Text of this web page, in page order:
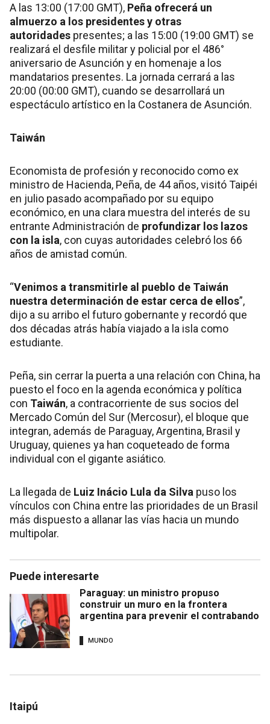
A las 13:00 (17:00 GMT), Peña ofrecerá un
almuerzo a los presidentes y otras
autoridades presentes; a las 15:00 (19:00 GMT) se
realizará el desfile militar y policial por el 486°
aniversario de Asunción y en homenaje a los
mandatarios presentes. La jornada cerrará a las
20:00 (00:00 GMT), cuando se desarrollará un
espectáculo artístico en la Costanera de Asunción.
Taiwán
Economista de profesión y reconocido como ex
ministro de Hacienda, Peña, de 44 años, visitó Taipéi
en julio pasado acompañado por su equipo
económico, en una clara muestra del interés de su
entrante Administración de profundizar los lazos
con la isla, con cuyas autoridades celebró los 66
años de amistad común.
“Venimos a transmitirle al pueblo de Taiwán
nuestra determinación de estar cerca de ellos”,
dijo a su arribo el futuro gobernante y recordó que
dos décadas atrás había viajado a la isla como
estudiante.
Peña, sin cerrar la puerta a una relación con China, ha
puesto el foco en la agenda económica y política
con Taiwán, a contracorriente de sus socios del
Mercado Común del Sur (Mercosur), el bloque que
integran, además de Paraguay, Argentina, Brasil y
Uruguay, quienes ya han coqueteado de forma
individual con el gigante asiático.
La llegada de Luiz Inácio Lula da Silva puso los
vínculos con China entre las prioridades de un Brasil
más dispuesto a allanar las vías hacia un mundo
multipolar.
Puede interesarte
Paraguay: un ministro propuso
construir un muro en la frontera
argentina para prevenir el contrabando
MUNDO
Itaipú